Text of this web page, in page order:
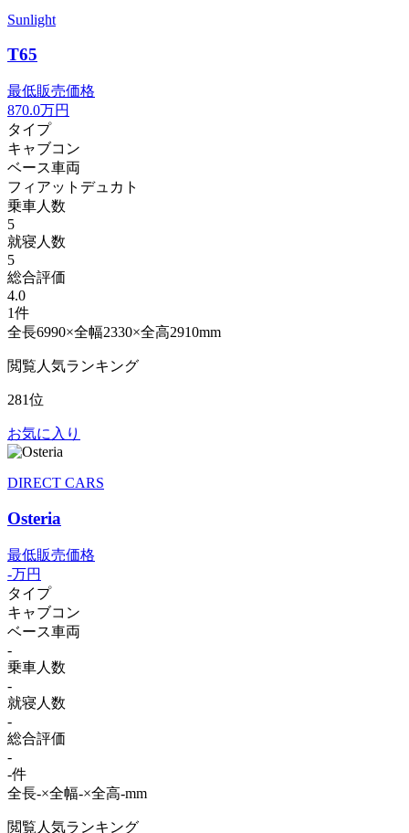
Sunlight
T65
最低販売価格
870.0万円
タイプ
キャブコン
ベース車両
フィアットデュカト
乗車人数
5
就寝人数
5
総合評価
4.0
1件
全長6990×全幅2330×全高2910mm
閲覧人気ランキング
281位
お気に入り
DIRECT CARS
Osteria
最低販売価格
-万円
タイプ
キャブコン
ベース車両
-
乗車人数
-
就寝人数
-
総合評価
-
-件
全長-×全幅-×全高-mm
閲覧人気ランキング